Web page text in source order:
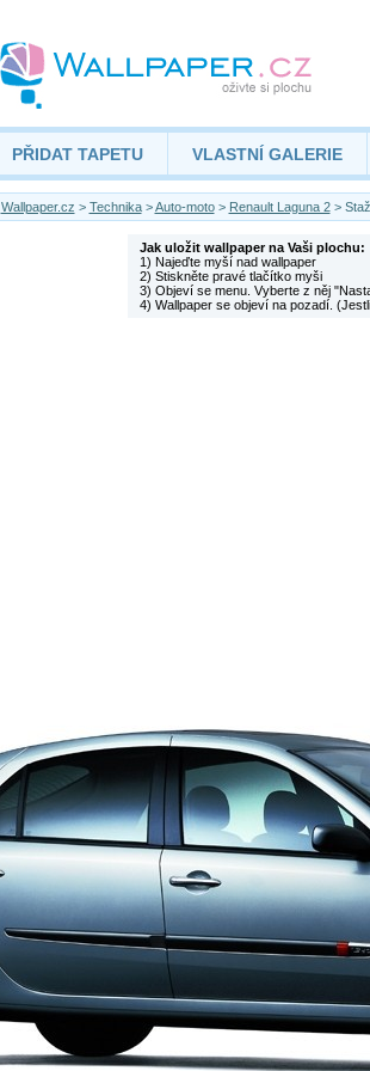
PŘIDAT TAPETU VLASTNÍ GALERIE
Wallpaper.cz > Technika>Auto-moto> Renault Laguna 2>
Jak uložit wallpaper na Vaši plochu:
1) Najeďte myší nad wallpaper
2) Stiskněte pravé tlačítko myši
3) Objeví se menu. Vyberte z něj
4) Wallpaper se objeví na pozadí.